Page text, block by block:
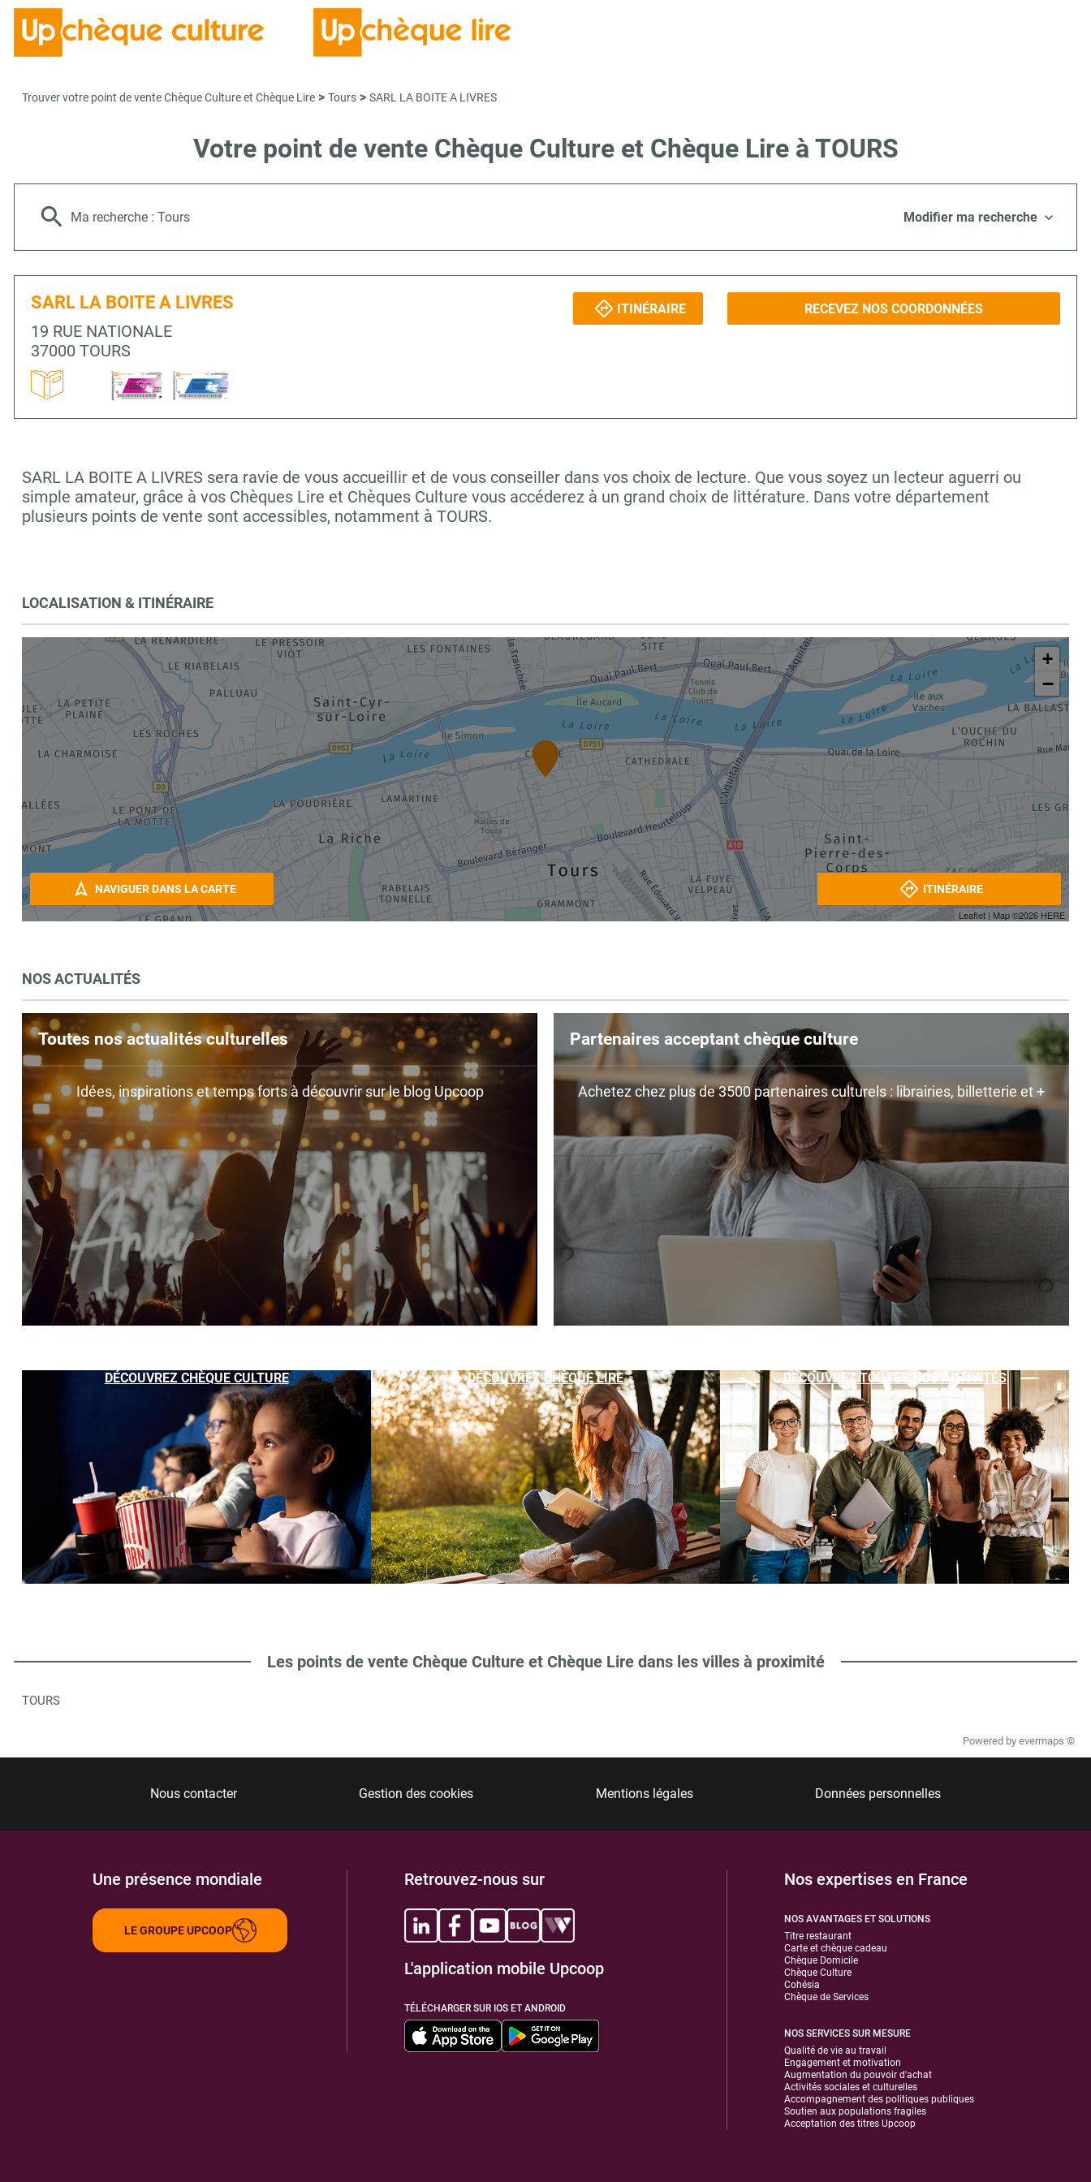
Trouver votre point de vente Chèque Culture et Chèque Lire > Tours > SARL LA BOITE A LIVRES
Votre point de vente Chèque Culture et Chèque Lire à TOURS
Ma recherche : Tours Modifier ma recherche
SARL LA BOITE A LIVRES
19 RUE NATIONALE
37000 TOURS
ITINÉRAIRE RECEVEZ NOS COORDONNÉES
SARL LA BOITE A LIVRES sera ravie de vous accueillir et de vous conseiller dans vos choix de lecture. Que vous soyez un lecteur aguerri ou
simple amateur, grâce à vos Chèques Lire et Chèques Culture vous accéderez à un grand choix de littérature. Dans votre département
plusieurs points de vente sont accessibles, notamment à TOURS.
LOCALISATION & ITINÉRAIRE
+
−
Leaflet | Map ©2026 HERE
NAVIGUER DANS LA CARTE ITINÉRAIRE
NOS ACTUALITÉS
Toutes nos actualités culturelles
Idées, inspirations et temps forts à découvrir sur le blog Upcoop
Partenaires acceptant chèque culture
Achetez chez plus de 3500 partenaires culturels : librairies, billetterie et +
DÉCOUVREZ CHÈQUE CULTURE DÉCOUVREZ CHÈQUE LIRE DÉCOUVREZ TOUTES NOS ACTIVITÉS
Les points de vente Chèque Culture et Chèque Lire dans les villes à proximité
TOURS
Powered by evermaps ©
Nous contacter Gestion des cookies Mentions légales Données personnelles
Une présence mondiale
LE GROUPE UPCOOP
Retrouvez-nous sur
L'application mobile Upcoop
TÉLÉCHARGER SUR IOS ET ANDROID
Nos expertises en France
NOS AVANTAGES ET SOLUTIONS
Titre restaurant
Carte et chèque cadeau
Chèque Domicile
Chèque Culture
Cohésia
Chèque de Services
NOS SERVICES SUR MESURE
Qualité de vie au travail
Engagement et motivation
Augmentation du pouvoir d'achat
Activités sociales et culturelles
Accompagnement des politiques publiques
Soutien aux populations fragiles
Acceptation des titres Upcoop